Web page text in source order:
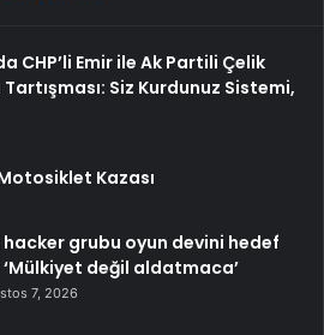
CHP’li Emir ile Ak Partili Çelik
Tartışması: Siz Kurdunuz Sistemi,
Kazası
hacker grubu oyun devini hedef
‘Mülkiyet değil aldatmaca’
7, 2026